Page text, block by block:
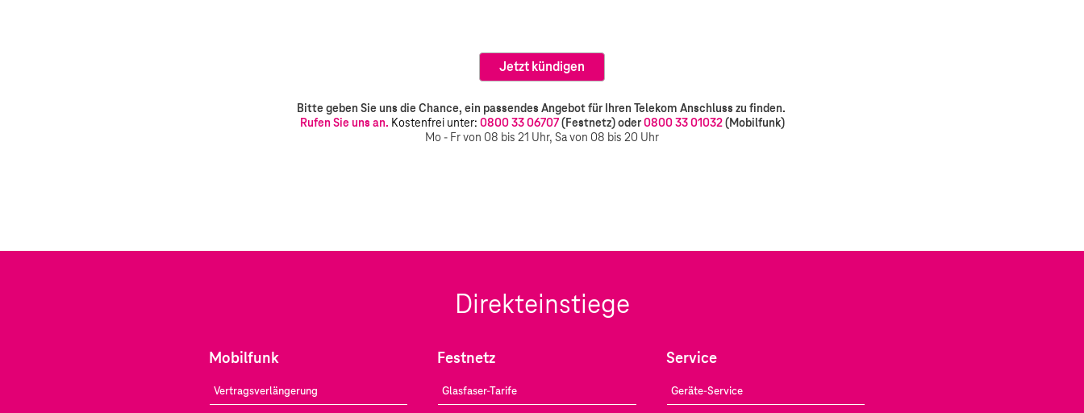
Bitte geben Sie uns die Chance, ein passendes Angebot für Ihren Telekom Anschluss zu finden.
Rufen Sie uns an. Kostenfrei unter: 0800 33 06707(Festnetz)oder0800 33 01032(Mobilfunk)
Mo - Fr von 08 bis 21 Uhr, Sa von 08 bis 20 Uhr
Direkteinstiege
Mobilfunk
Vertragsverlängerung
Festnetz
Glasfaser-Tarife
Service
Geräte-Service